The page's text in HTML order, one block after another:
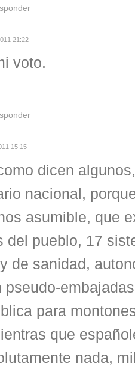
21:22
voto.
15:15
dicen
nacional,
asumible, que
del pueblo, 17
de sanidad,
pseudo-
para
que
nada,